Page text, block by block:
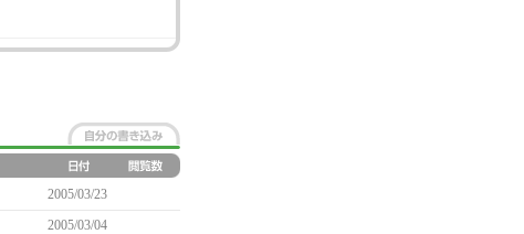
2005/03/23
2005/03/04